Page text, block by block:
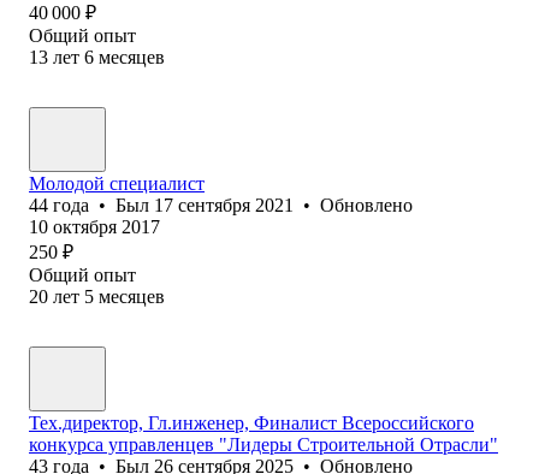
40 000 ₽
Общий опыт
13 лет 6 месяцев
Молодой специалист
44 года • Был 17 сентября 2021 • Обновлено
10 октября 2017
250 ₽
Общий опыт
20 лет 5 месяцев
Тех.директор, Гл.инженер, Финалист Всероссийского
конкурса управленцев "Лидеры Строительной Отрасли"
43 года • Был 26 сентября 2025 • Обновлено